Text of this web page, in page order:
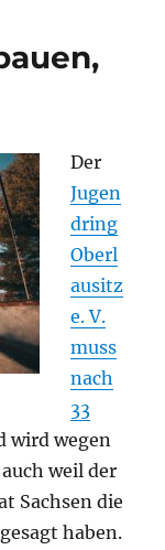
Der
Jugen
dring
Oberl
ausitz
e. V.
muss
nach
33
wird wegen
weil der
Sachsen die
haben.